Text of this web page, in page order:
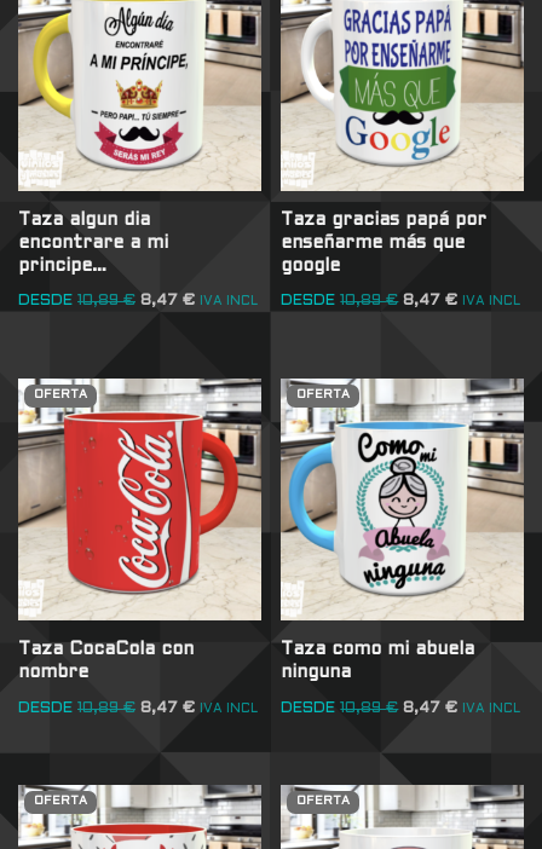
Taza algun dia
encontrare a mi
principe…
DESDE 10,89€ 8,47 € IVA INCL
Taza gracias papá por
enseñarme más que
google
DESDE 10,89€ 8,47€ IVA INCL
OFERTA
Taza CocaCola con
nombre
DESDE 10,89€ 8,47 € IVA INCL
OFERTA
Taza como mi abuela
ninguna
DESDE 10,89€ 8,47€ IVA INCL
OFERTA OFERTA